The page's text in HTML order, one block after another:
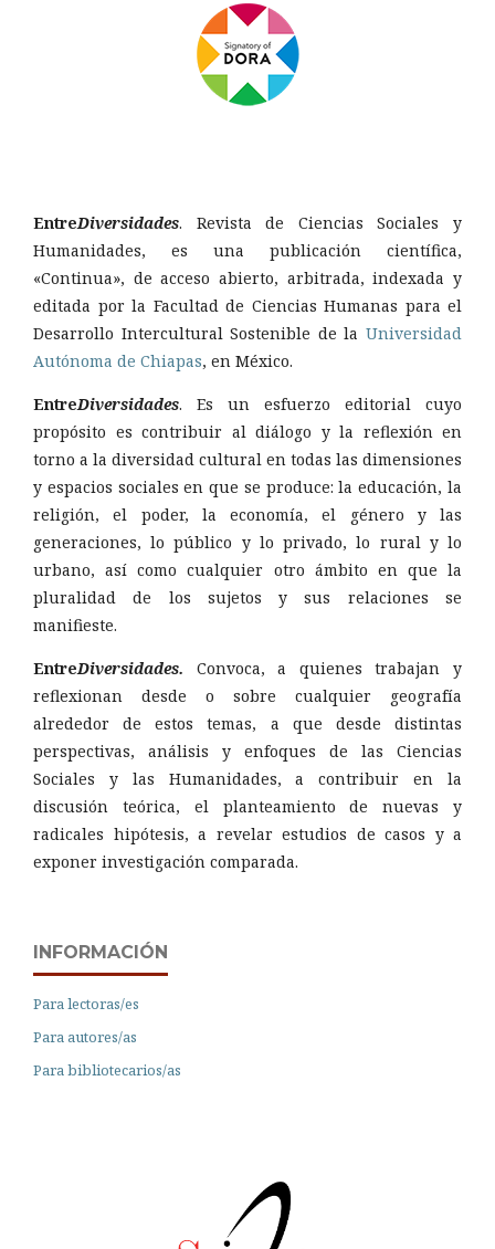
EntreDiversidades. Revista de Ciencias Sociales y
Humanidades, es una publicación científica,
«Continua», de acceso abierto, arbitrada, indexada y
editada por la Facultad de Ciencias Humanas para el
Desarrollo Intercultural Sostenible de la Universidad
Autónoma de Chiapas, en México.
EntreDiversidades. Es un esfuerzo editorial cuyo
propósito es contribuir al diálogo y la reflexión en
torno a la diversidad cultural en todas las dimensiones
y espacios sociales en que se produce: la educación, la
religión, el poder, la economía, el género y las
generaciones, lo público y lo privado, lo rural y lo
urbano, así como cualquier otro ámbito en que la
pluralidad de los sujetos y sus relaciones se
manifieste.
EntreDiversidades. Convoca, a quienes trabajan y
reflexionan desde o sobre cualquier geografía
alrededor de estos temas, a que desde distintas
perspectivas, análisis y enfoques de las Ciencias
Sociales y las Humanidades, a contribuir en la
discusión teórica, el planteamiento de nuevas y
radicales hipótesis, a revelar estudios de casos y a
exponer investigación comparada.
INFORMACIÓN
Para lectoras/es
Para autores/as
Para bibliotecarios/as